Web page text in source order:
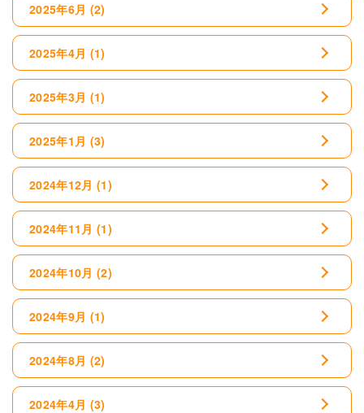
2025年6月 (2)
2025年4月 (1)
2025年3月 (1)
2025年1月 (3)
2024年12月 (1)
2024年11月 (1)
2024年10月 (2)
2024年9月 (1)
2024年8月 (2)
2024年4月 (3)